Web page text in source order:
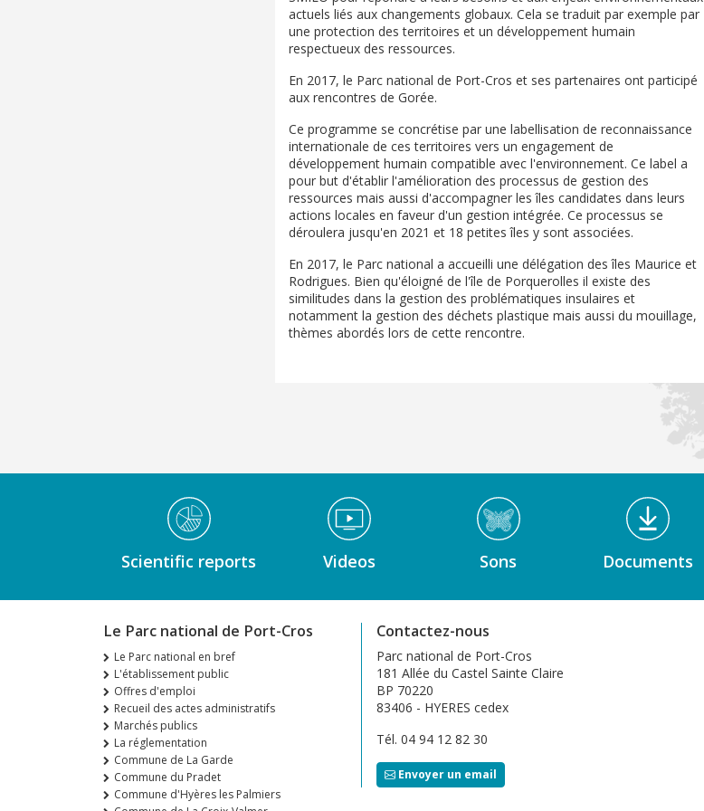
actuels liés aux changements globaux. Cela se traduit par exemple par
une protection des territoires et un développement humain
respectueux des ressources.
En 2017, le Parc national de Port-Cros et ses partenaires ont participé
aux rencontres de Gorée.
Ce programme se concrétise par une labellisation de reconnaissance
internationale de ces territoires vers un engagement de
développement humain compatible avec l'environnement. Ce label a
pour but d'établir l'amélioration des processus de gestion des
ressources mais aussi d'accompagner les îles candidates dans leurs
actions locales en faveur d'un gestion intégrée. Ce processus se
déroulera jusqu'en 2021 et 18 petites îles y sont associées.
En 2017, le Parc national a accueilli une délégation des îles Maurice et
Rodrigues. Bien qu'éloigné de l'île de Porquerolles il existe des
similitudes dans la gestion des problématiques insulaires et
notamment la gestion des déchets plastique mais aussi du mouillage,
thèmes abordés lors de cette rencontre.
Médiathèque Footer
Scientific reports Videos Sons Documents
Le Parc national de Port-Cros
Le Parc national en bref
L'établissement public
Offres d'emploi
Recueil des actes administratifs
Marchés publics
La réglementation
Commune de La Garde
Commune du Pradet
Commune d'Hyères les Palmiers
Contactez-nous
Parc national de Port-Cros
181 Allée du Castel Sainte Claire
BP 70220
83406 - HYERES cedex
Tél. 04 94 12 82 30
Envoyer un email